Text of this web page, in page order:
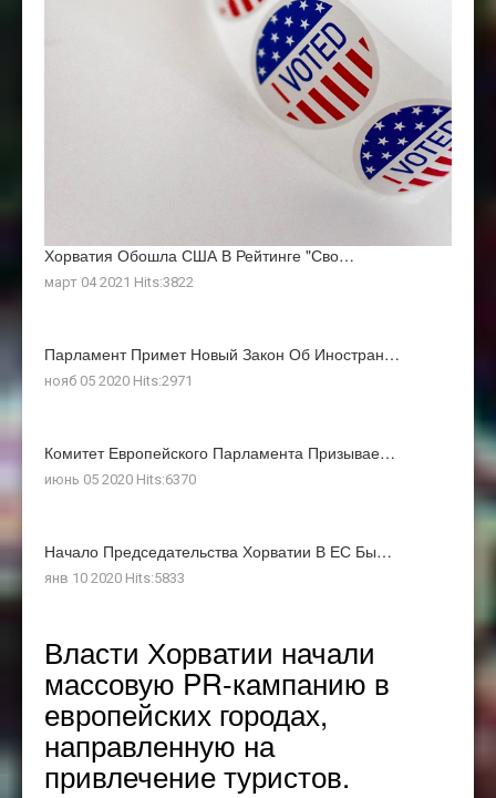
Хорватия Обошла США В Рейтинге "Сво…
март 04 2021 Hits:3822
Парламент Примет Новый Закон Об Иностран…
нояб 05 2020 Hits:2971
Комитет Европейского Парламента Призывае…
июнь 05 2020 Hits:6370
Начало Председательства Хорватии В ЕС Бы…
янв 10 2020 Hits:5833
Власти Хорватии начали
массовую PR-кампанию в
европейских городах,
направленную на
привлечение туристов.